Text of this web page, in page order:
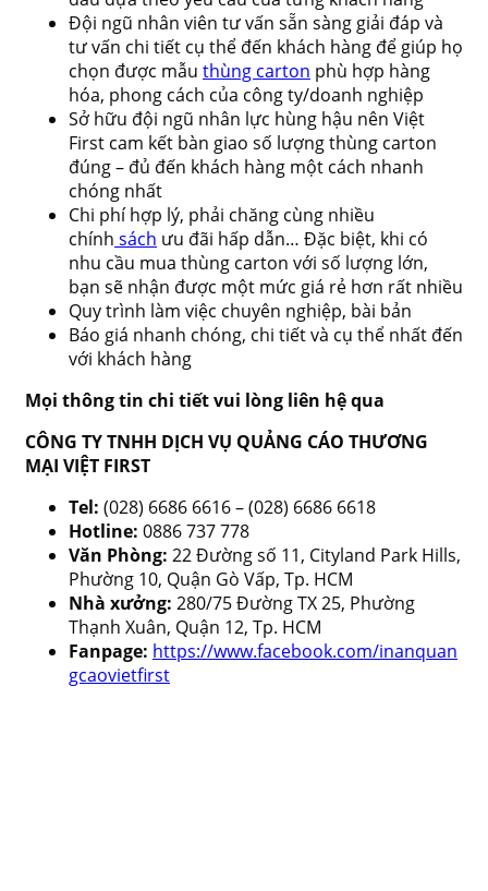
Đội ngũ nhân viên tư vấn sẵn sàng giải đáp và
tư vấn chi tiết cụ thể đến khách hàng để giúp họ
chọn được mẫu thùng carton phù hợp hàng
hóa, phong cách của công ty/doanh nghiệp
Sở hữu đội ngũ nhân lực hùng hậu nên Việt
First cam kết bàn giao số lượng thùng carton
đúng – đủ đến khách hàng một cách nhanh
chóng nhất
Chi phí hợp lý, phải chăng cùng nhiều
chính sách ưu đãi hấp dẫn… Đặc biệt, khi có
nhu cầu mua thùng carton với số lượng lớn,
bạn sẽ nhận được một mức giá rẻ hơn rất nhiều
Quy trình làm việc chuyên nghiệp, bài bản
Báo giá nhanh chóng, chi tiết và cụ thể nhất đến
với khách hàng
Mọi thông tin chi tiết vui lòng liên hệ qua
CÔNG TY TNHH DỊCH VỤ QUẢNG CÁO THƯƠNG
MẠI VIỆT FIRST
Tel: (028) 6686 6616 – (028) 6686 6618
Hotline: 0886 737 778
Văn Phòng: 22 Đường số 11, Cityland Park Hills,
Phường 10, Quận Gò Vấp, Tp. HCM
Nhà xưởng: 280/75 Đường TX 25, Phường
Thạnh Xuân, Quận 12, Tp. HCM
Fanpage: https://www.facebook.com/inanquan
gcaovietfirst